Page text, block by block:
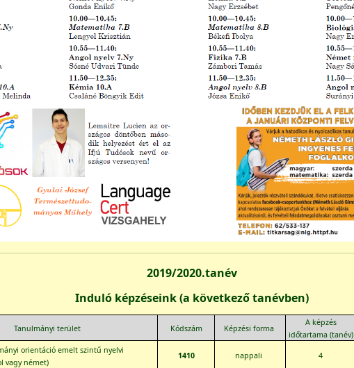
2019/2020.tanév
Induló képzéseink (a következő tanévben)
Tanulmányi terület Kódszám Képzési forma
A képzés
időtartama (tanév)
orientáció emelt szintű nyelvi
vagy német)
1410 nappali 4